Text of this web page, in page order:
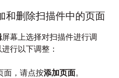
和删除扫描件中的页面
屏幕上选择对扫描件进行调
行以下调整：
面，请点按添加页面。